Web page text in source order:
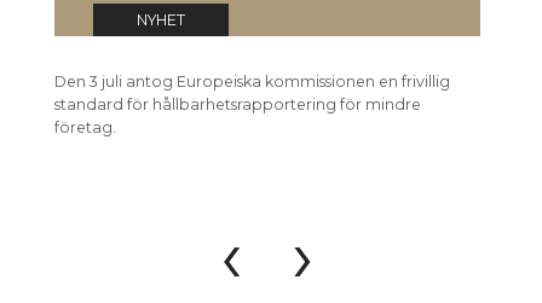
NYHET
Den 3 juli antog Europeiska kommissionen en frivillig
standard för hållbarhetsrapportering för mindre
företag.
‹ ›